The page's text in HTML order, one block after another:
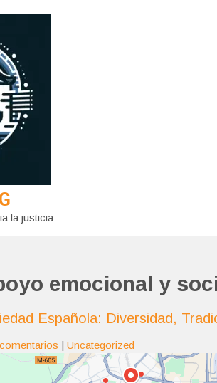
la justicia
emocional y
Española: Diversidad,
| Uncategorized